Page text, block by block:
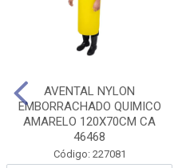
AVENTAL NYLON
EMBORRACHADO QUIMICO
AMARELO 120X70CM CA
46468
Código: 227081